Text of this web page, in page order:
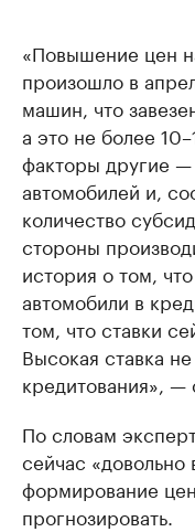
«Повышение цен
произошло в
машин, что
а это не более
факторы другие
автомобилей и,
количество
стороны
история о том,
автомобили в
том, что ставки
Высокая ставка
кредитования», —
По словам
сейчас «довольно
формирование
прогнозировать.